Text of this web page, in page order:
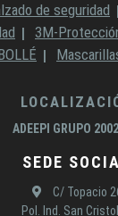
de seguridad
3M-
ADEEPI GRUPO
SEDE
C/ Topacio
Pol. Ind. San